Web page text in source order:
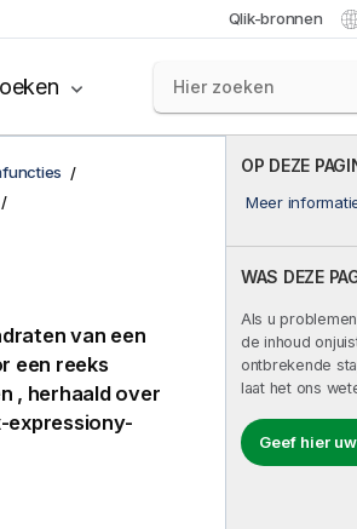
Qlik-bronnen
OP DEZE
Meer
WAS DEZE
Als u
de inhoud
ontbrekende
laat het ons
Geef hier
van een
een reeks
, herhaald over
expressiony-